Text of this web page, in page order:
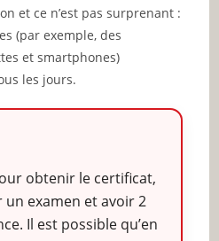
et ce n’est pas surprenant :
(par exemple, des
et smartphones)
les jours.
obtenir le certificat,
un examen et avoir 2
Il est possible qu’en